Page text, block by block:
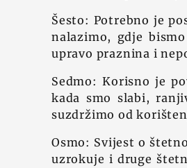
Šesto: Potrebno je
nalazimo, gdje
upravo praznina i
Sedmo: Korisno je
kada smo slabi,
suzdržimo od
Osmo: Svijest o
uzrokuje i druge